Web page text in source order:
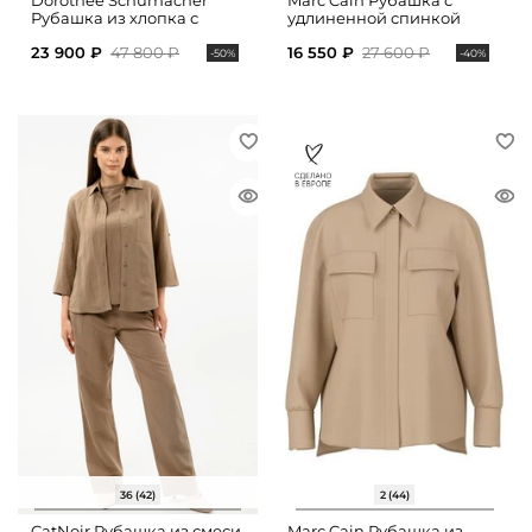
Рубашка из хлопка с
23 900 ₽ 47 800 ₽ -50%
удлиненной спинкой
16 550 ₽ 27 600 ₽ -40%
36 (42) 2 (44)